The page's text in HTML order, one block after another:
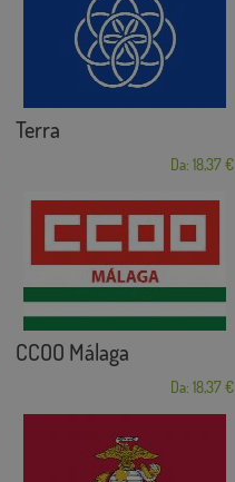
Terra
Da: 18,37 €
CCOO Málaga
Da: 18,37 €